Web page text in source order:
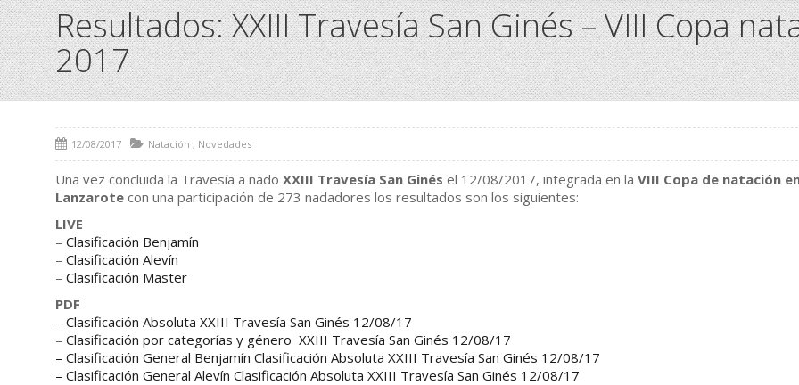
Resultados: XXIII Travesía San Ginés – VIII Copa
2017
12/08/2017 Natación , Novedades
Una vez concluida la Travesía a nado XXIII Travesía San Ginés el 12/08/2017, integrada en la VIII Copa de natación
Lanzarote con una participación de 273 nadadores los resultados son los siguientes:
LIVE
– Clasificación Benjamín
– Clasificación Alevín
– Clasificación Master
PDF
– Clasificación Absoluta XXIII Travesía San Ginés 12/08/17
– Clasificación por categorías y género XXIII Travesía San Ginés 12/08/17
– Clasificación General Benjamín Clasificación Absoluta XXIII Travesía San Ginés 12/08/17
– Clasificación General Alevín Clasificación Absoluta XXIII Travesía San Ginés 12/08/17